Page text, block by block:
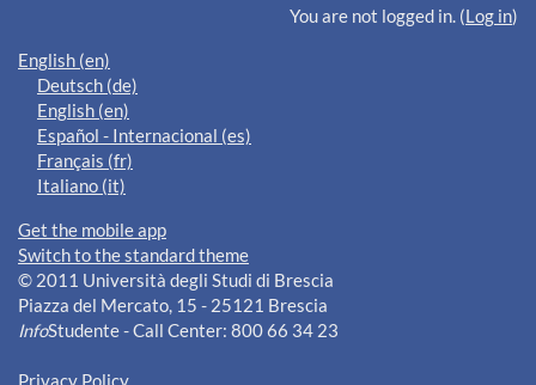
You are not logged in. (Log in)
English ‎(en)‎
Deutsch ‎(de)‎
English ‎(en)‎
Español - Internacional ‎(es)‎
Français ‎(fr)‎
Italiano ‎(it)‎
Get the mobile app
Switch to the standard theme
© 2011 Università degli Studi di Brescia
Piazza del Mercato, 15 - 25121 Brescia
InfoStudente - Call Center: 800 66 34 23
Privacy Policy